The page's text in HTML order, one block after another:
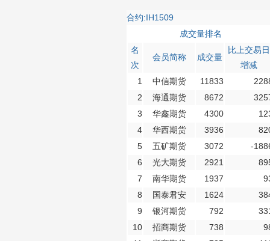
合约:IH1509
成交量排名
名
次
会员简称 成交量
比上交易日
增减
1
中信期货 11833
2
海通期货 8672
3
华鑫期货 4300
4
华西期货 3936
5
五矿期货 3072
-
6
光大期货 2921
7
南华期货 1937
8
国泰君安 1624
9
银河期货 792
10
招商期货 738